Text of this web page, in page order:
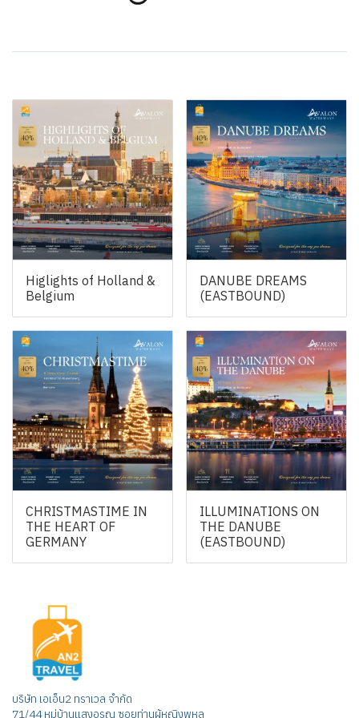
Higlights of Holland &
Belgium
DANUBE DREAMS
(EASTBOUND)
CHRISTMASTIME IN
THE HEART OF
GERMANY
ILLUMINATIONS ON
THE DANUBE
(EASTBOUND)
บริษัท เอเอ็น2 ทราเวล จำกัด
71/44 หมู่บ้านแสงอรุณ ซอยท่านผู้หญิงพหล